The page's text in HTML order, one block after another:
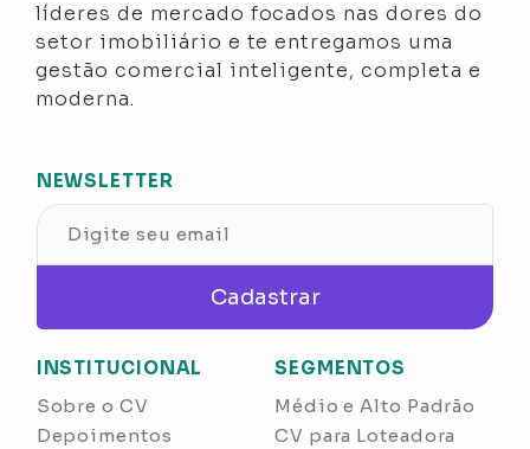
líderes de mercado focados nas dores do
setor imobiliário e te entregamos uma
gestão comercial inteligente, completa e
moderna.
INSTITUCIONAL
Sobre o CV
Depoimentos
SEGMENTOS
Médio e Alto Padrão
CV para Loteadora
NEWSLETTER
Cadastrar